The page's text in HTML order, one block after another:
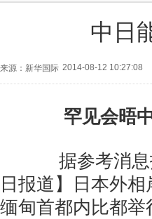
中日
来源：新华国际 2014-08-12 10:27:08
罕见会晤
据参考消息
日报道】日本外
缅甸首都内比都